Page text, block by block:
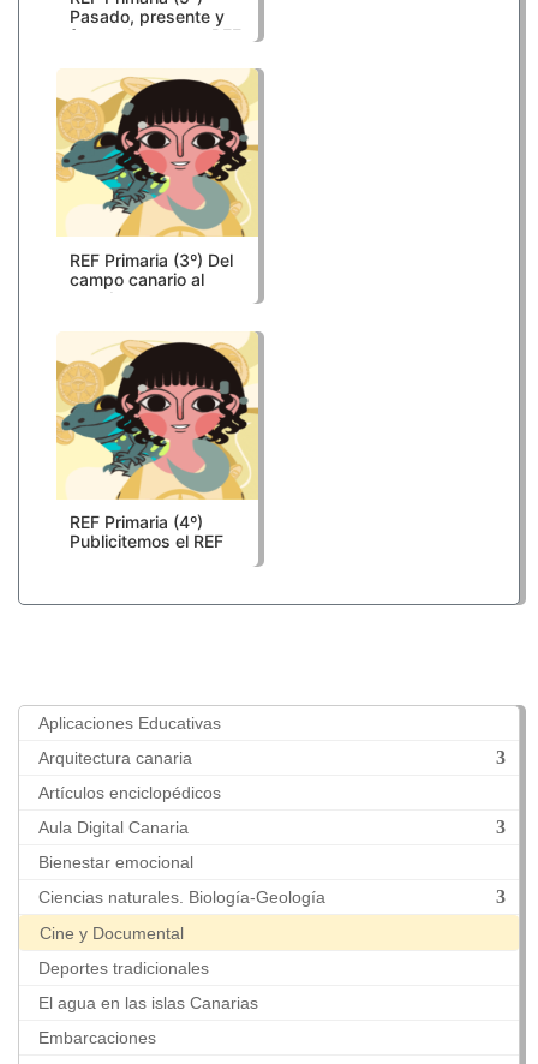
Pasado, presente y
futuro de nuestro REF
REF Primaria (3º) Del
campo canario al
mundo: nuestra
REF Primaria (4º)
Publicitemos el REF
Aplicaciones Educativas
Arquitectura canaria
Artículos enciclopédicos
Aula Digital Canaria
Bienestar emocional
Ciencias naturales. Biología-Geología
Cine y Documental
Deportes tradicionales
El agua en las islas Canarias
Embarcaciones